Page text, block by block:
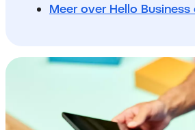
Meer over Hello